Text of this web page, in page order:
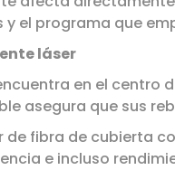
el programa que
láser
en el
asegura que sus
fibra de cubierta
e incluso